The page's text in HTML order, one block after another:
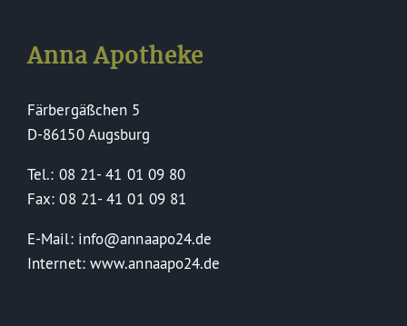
Anna Apotheke
Färbergäßchen 5
D-86150 Augsburg
Tel.: 08 21- 41 01 09 80
Fax: 08 21- 41 01 09 81
E-Mail: info@annaapo24.de
Internet: www.annaapo24.de